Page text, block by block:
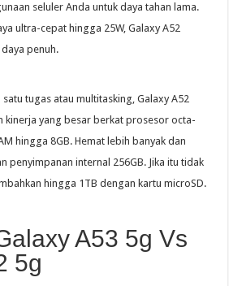
seluler Anda untuk daya tahan lama.
ultra-cepat hingga 25W, Galaxy A52
penuh.
tugas atau multitasking, Galaxy A52
kinerja yang besar berkat prosesor octa-
hingga 8GB. Hemat lebih banyak dan
penyimpanan internal 256GB. Jika itu tidak
hingga 1TB dengan kartu microSD.
A53 5g Vs
5g